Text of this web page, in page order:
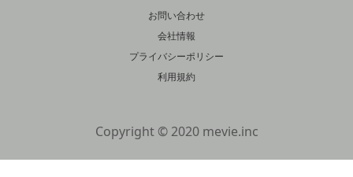
お問い合わせ
会社情報
プライバシーポリシー
利用規約
Copyright © 2020 mevie.inc